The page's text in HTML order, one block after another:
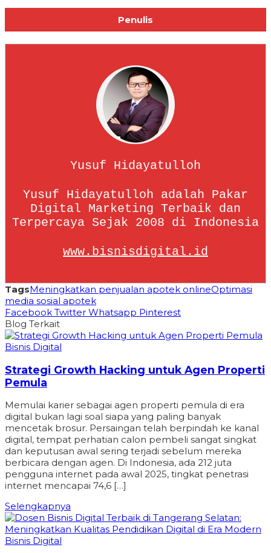
Penulis
Yusuf Hidayatulloh
Yusuf Hidayatulloh adalah Pakar
Digital Marketing Terbaik dan
Terpercaya Sejak 2008 di Indonesia
www.bisnisdigital.id
TagsMeningkatkan penjualan apotek onlineOptimasi
media sosial apotek
Facebook Twitter Whatsapp Pinterest
Blog Terkait
Bisnis Digital
Strategi Growth Hacking untuk Agen Properti
Pemula
Memulai karier sebagai agen properti pemula di era
digital bukan lagi soal siapa yang paling banyak
mencetak brosur. Persaingan telah berpindah ke kanal
digital, tempat perhatian calon pembeli sangat singkat
dan keputusan awal sering terjadi sebelum mereka
berbicara dengan agen. Di Indonesia, ada 212 juta
pengguna internet pada awal 2025, tingkat penetrasi
internet mencapai 74,6 […]
Selengkapnya
Bisnis Digital